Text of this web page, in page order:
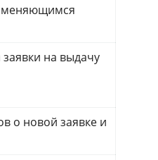
меняющимся
на выдачу
о новой заявке и